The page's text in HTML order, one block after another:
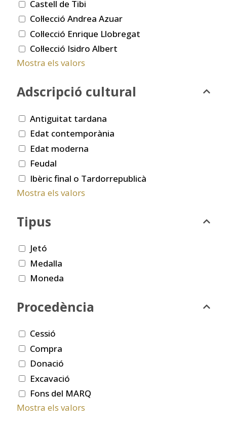
Castell de Tibi
Col·lecció Andrea Azuar
Col·lecció Enrique Llobregat
Col·lecció Isidro Albert
Mostra els valors
Adscripció cultural
Antiguitat tardana
Edat contemporània
Edat moderna
Feudal
Ibèric final o Tardorrepublicà
Mostra els valors
Tipus
Jetó
Medalla
Moneda
Procedència
Cessió
Compra
Donació
Excavació
Fons del MARQ
Mostra els valors